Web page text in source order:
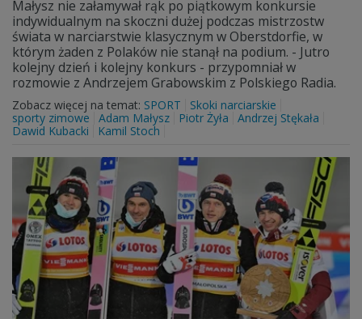
Małysz nie załamywał rąk po piątkowym konkursie
indywidualnym na skoczni dużej podczas mistrzostw
świata w narciarstwie klasycznym w Oberstdorfie, w
którym żaden z Polaków nie stanął na podium. - Jutro
kolejny dzień i kolejny konkurs - przypomniał w
rozmowie z Andrzejem Grabowskim z Polskiego Radia.
Zobacz więcej na temat: SPORT
Skoki narciarskie
sporty zimowe
Adam Małysz Piotr Żyła
Andrzej Stękała
Dawid Kubacki
Kamil Stoch